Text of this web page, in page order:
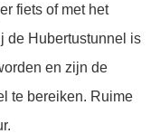
fiets of met het
de Hubertustunnel is
en zijn de
te bereiken. Ruime